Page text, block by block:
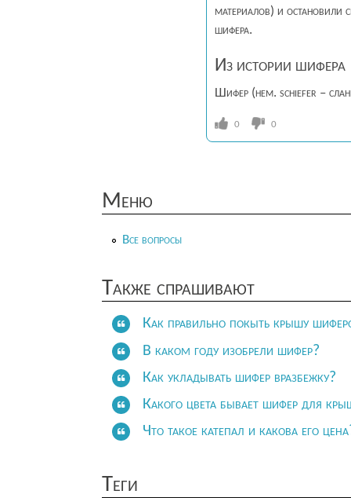
материалов) и остановили
шифера.
Из истории шифера
Шифер (нем. schiefer –
0 0
Меню
Все вопросы
Также спрашивают
Как правильно покыть крышу
В каком году изобрели шифер?
Как укладывать шифер вразбежку?
Какого цвета бывает шифер для
Что такое катепал и какова его
Теги